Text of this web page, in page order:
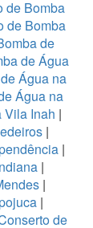
de Bomba
de Bomba
de
de Água
Água na
Água na
Vila Inah |
|
|
|
|
|
de